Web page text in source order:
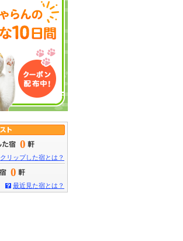
0
クリップした宿とは？
0
最近見た宿とは？